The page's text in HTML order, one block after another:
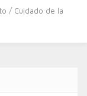
/ Cuidado de la